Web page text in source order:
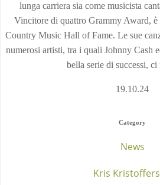
lunga carriera sia come musicista
Vincitore di quattro Grammy Award, è
Country Music Hall of Fame. Le sue
numerosi artisti, tra i quali Johnny Cash
bella serie di successi, ci
19.10.24
Category
News
Kris